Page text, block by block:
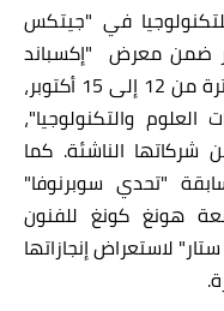
في "جيتكس
"إكسباند
في دبي هاربور خلال الفترة من 12 إلى 15 أكتوبر،
والتكنولوجيا"،
حلول مبتكرة تقدمها 10 من شركاتها الناشئة. كما
"تحدي سوبرنوفا"
هونغ كونغ للفنون
" لاستعراض إنجازاتها